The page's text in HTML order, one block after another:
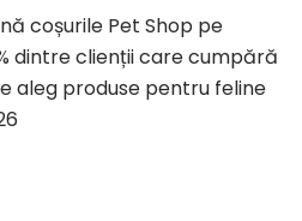
coșurile Pet Shop pe
dintre clienții care cumpără
aleg produse pentru feline